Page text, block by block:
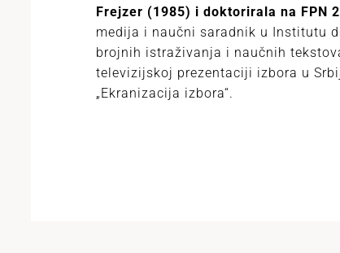
Frejzer (1985) i doktorirala na FPN
medija i naučni saradnik u Institutu
brojnih istraživanja i naučnih
televizijskoj prezentaciji izbora u
„Ekranizacija izbora“.